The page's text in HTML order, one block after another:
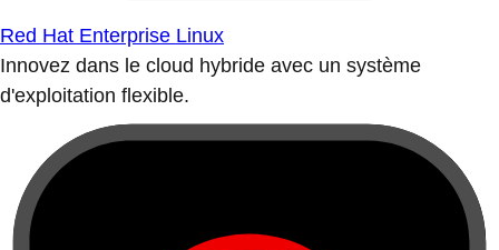
Red Hat Enterprise Linux
Innovez dans le cloud hybride avec un système
d'exploitation flexible.